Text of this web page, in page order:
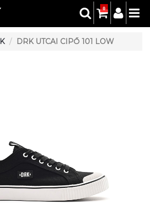
0
DRK UTCAI CIPŐ 101 LOW